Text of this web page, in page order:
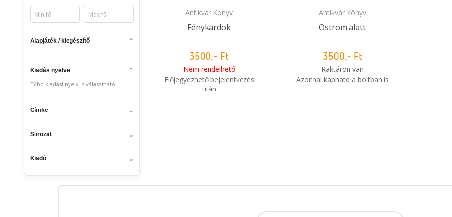
Alapjáték / kiegészítő
Kiadás nyelve
Több kiadási nyelv is választható.
Címke
Sorozat
Kiadó
Antikvár Könyv
Fénykardok
3500,- Ft
Nem rendelhető
Előjegyezhető bejelentkezés
után
Antikvár Könyv
Ostrom alatt
3500,- Ft
Raktáron van
Azonnal kapható a boltban is